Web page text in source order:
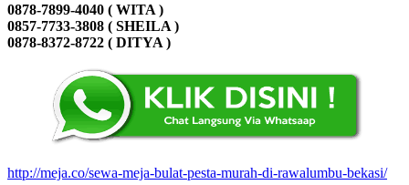
0878-7899-4040 ( WITA )
0857-7733-3808 ( SHEILA )
0878-8372-8722 ( DITYA )
http://meja.co/sewa-meja-bulat-pesta-murah-di-rawalumbu-bekasi/